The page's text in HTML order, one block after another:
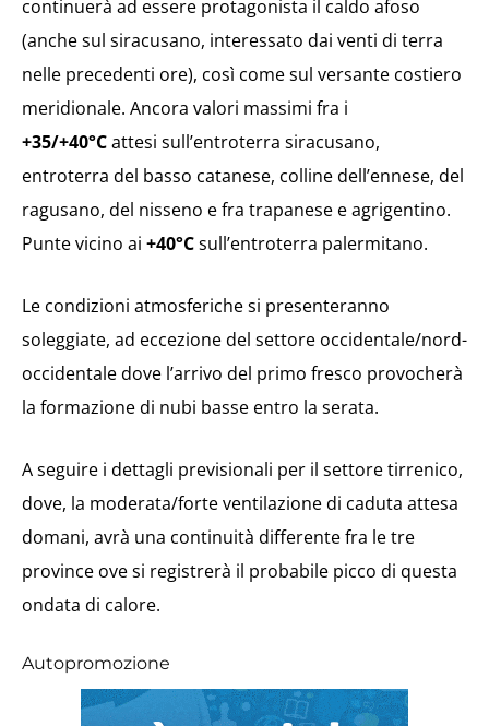
continuerà ad essere protagonista il caldo afoso
(anche sul siracusano, interessato dai venti di terra
nelle precedenti ore), così come sul versante costiero
meridionale. Ancora valori massimi fra i
+35/+40°Cattesi sull’entroterra siracusano,
entroterra del basso catanese, colline dell’ennese, del
ragusano, del nisseno e fra trapanese e agrigentino.
Punte vicino ai +40°Csull’entroterra palermitano.
Le condizioni atmosferiche si presenteranno
soleggiate, ad eccezione del settore occidentale/nord-
occidentale dove l’arrivo del primo fresco provocherà
la formazione di nubi basse entro la serata.
A seguire i dettagli previsionali per il settore tirrenico,
dove, la moderata/forte ventilazione di caduta attesa
domani, avrà una continuità differente fra le tre
province ove si registrerà il probabile picco di questa
ondata di calore.
Autopromozione